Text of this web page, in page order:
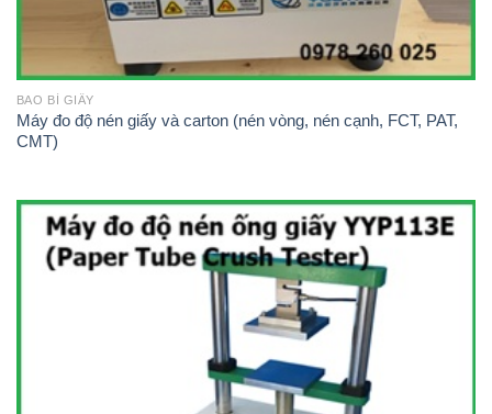
BAO BÌ GIẤY
Máy đo độ nén giấy và carton (nén vòng, nén cạnh, FCT, PAT,
CMT)